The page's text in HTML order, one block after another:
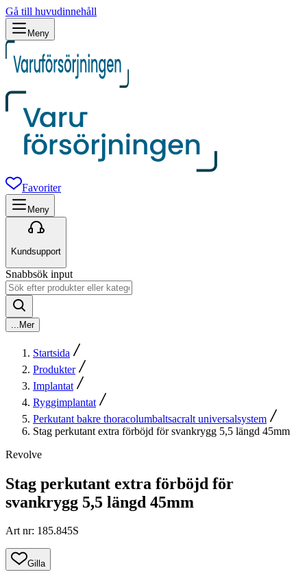
Gå till huvudinnehåll
Meny
Favoriter
Meny
Kundsupport
Snabbsök input
Mer
Startsida
Produkter
Implantat
Ryggimplantat
Perkutant bakre thoracolumbaltsacralt universalsystem
Stag perkutant extra förböjd för svankrygg 5,5 längd 45mm
Revolve
Stag perkutant extra förböjd för
svankrygg 5,5 längd 45mm
Art nr: 185.845S
Gilla